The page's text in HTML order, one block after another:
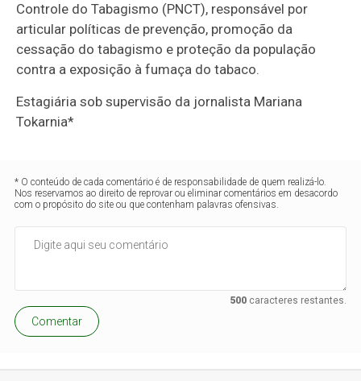
Controle do Tabagismo (PNCT), responsável por
articular políticas de prevenção, promoção da
cessação do tabagismo e proteção da população
contra a exposição à fumaça do tabaco.
Estagiária sob supervisão da jornalista Mariana
Tokarnia*
* O conteúdo de cada comentário é de responsabilidade de quem realizá-lo.
Nos reservamos ao direito de reprovar ou eliminar comentários em desacordo
com o propósito do site ou que contenham palavras ofensivas.
500caracteres restantes.
Comentar